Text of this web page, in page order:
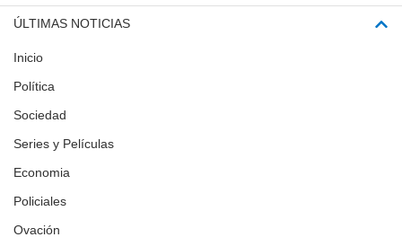
ÚLTIMAS NOTICIAS
Inicio
Política
Sociedad
Series y Películas
Economia
Policiales
Ovación